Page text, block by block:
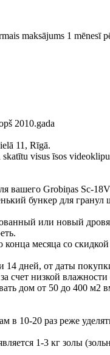
maksājums 1 mēnesī
2010.gada
11, Rīgā.
visus īsos
вашего Grobiņas Sc-
бункер для
или новый
месяца со
14 дней, от даты
счет низкой
дом от 50 до 400 м2
в 10-20 раз реже
1-3 кг золы